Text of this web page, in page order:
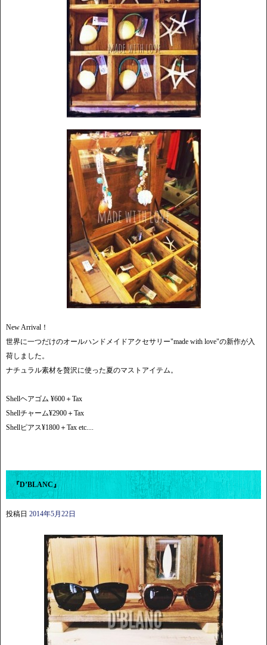
New Arrival！
世界に一つだけのオールハンドメイドアクセサリー"made with love"の新作が入
荷しました。
ナチュラル素材を贅沢に使った夏のマストアイテム。
Shellヘアゴム ¥600＋Tax
Shellチャーム¥2900＋Tax
Shellピアス¥1800＋Tax etc....
『D’BLANC』
投稿日 2014年5月22日